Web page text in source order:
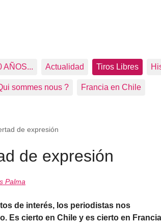
AÑOS... Actualidad Tiros Libres
sommes nous ? Francia en Chile
de expresión
de expresión
Palma
de interés, los periodistas nos
Es cierto en Chile y es cierto en